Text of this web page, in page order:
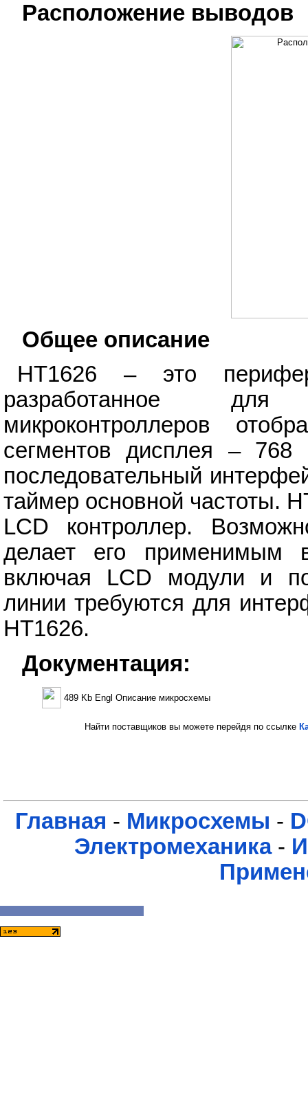
Расположение выводов
Общее описание
HT1626 – это
разработанное для
микроконтроллеров
сегментов дисплея –
последовательный
таймер основной частоты.
LCD контроллер.
делает его применимым
включая LCD модули и
линии требуются для
HT1626.
Документация:
489 Kb Engl Описание микросхемы
Найти поставщиков вы можете перейдя по ссылке
Главная - Микросхемы -
Электромеханика-